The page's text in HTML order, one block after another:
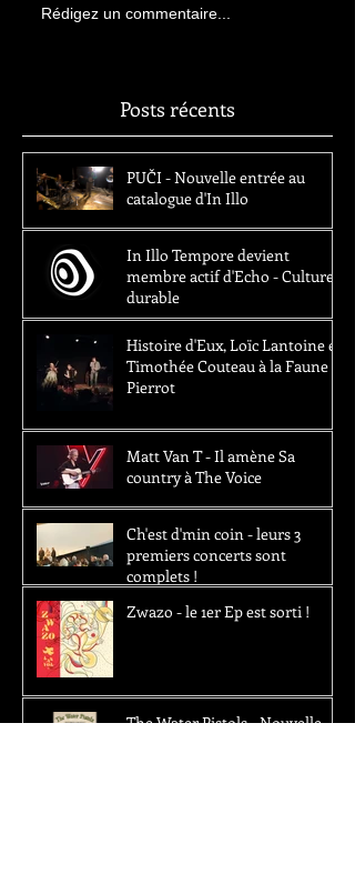
Rédigez un commentaire...
Posts récents
PUČI - Nouvelle entrée au
catalogue d'In Illo
In Illo Tempore devient
membre actif d'Echo - Culture
durable
Histoire d'Eux, Loïc Lantoine et
Timothée Couteau à la Faune -
Pierrot
Matt Van T - Il amène Sa
country à The Voice
Ch'est d'min coin - leurs 3
premiers concerts sont
complets !
Zwazo - le 1er Ep est sorti !
The Water Pistols - Nouvelle